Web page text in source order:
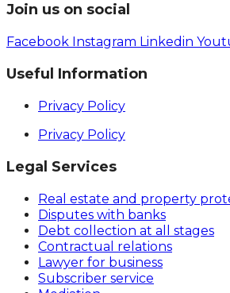
Join us on social
Facebook Instagram Linkedin
Useful Information
Privacy Policy
Privacy Policy
Legal Services
Real estate and property
Disputes with banks
Debt collection at all stages
Contractual relations
Lawyer for business
Subscriber service